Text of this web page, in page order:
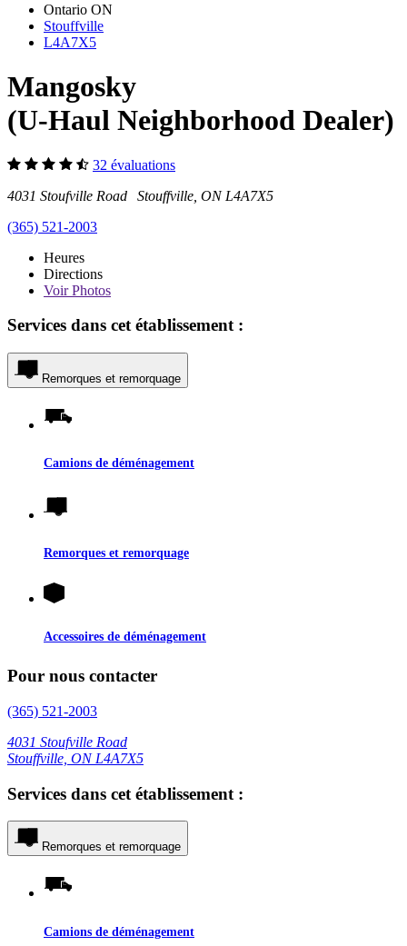
Ontario ON
Stouffville
L4A7X5
Mangosky
(U-Haul Neighborhood Dealer)
32 évaluations
4031 Stoufville Road Stouffville, ON L4A7X5
(365) 521-2003
Heures
Directions
VoirPhotos
Services dans cet établissement :
Remorques et remorquage
Camions de déménagement
Remorques et remorquage
Accessoires de déménagement
Pour nous contacter
(365) 521-2003
4031 Stoufville Road
Stouffville, ON L4A7X5
Services dans cet établissement :
Remorques et remorquage
Camions de déménagement